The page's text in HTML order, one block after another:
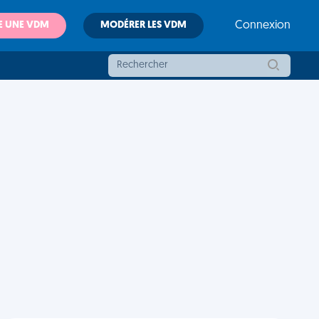
UNE VDM MODÉRER LES VDM Connexion